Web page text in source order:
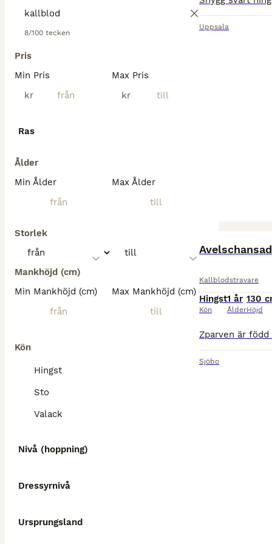
8/100 tecken
Pris
Min Pris
kr
Max Pris
kr
Ras
Ålder
Min Ålder
Max Ålder
Storlek
Mankhöjd (cm)
Min Mankhöjd (cm)
Max Mankhöjd (cm)
Kön
Hingst
Sto
Valack
Nivå (hoppning)
Dressyrnivå
Ursprungsland
Uppsala
Kallblodstravare
Hingst
Kön
1 år
Ålder
130
Höjd
Sjöbo